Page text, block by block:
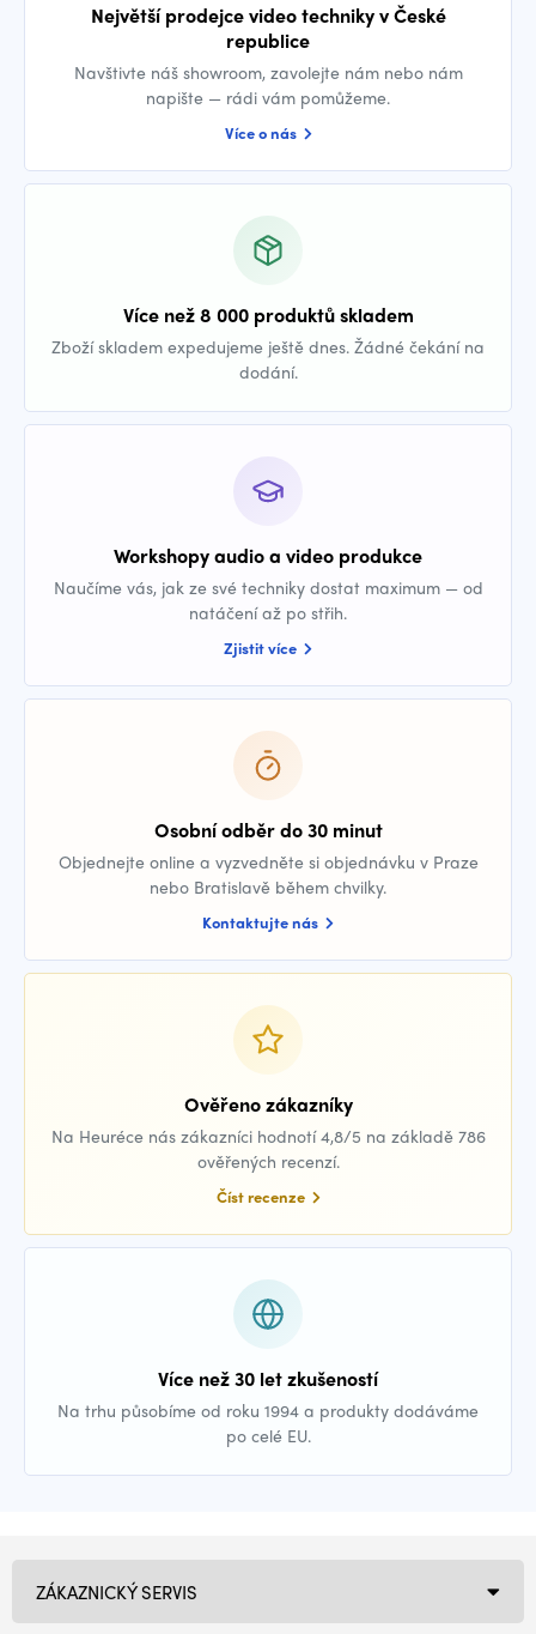
Největší prodejce video techniky v České
republice
Navštivte náš showroom, zavolejte nám nebo nám
napište — rádi vám pomůžeme.
Více o nás
Více než 8 000 produktů skladem
Zboží skladem expedujeme ještě dnes. Žádné čekání na
dodání.
Workshopy audio a video produkce
Naučíme vás, jak ze své techniky dostat maximum — od
natáčení až po střih.
Zjistit více
Osobní odběr do 30 minut
Objednejte online a vyzvedněte si objednávku v Praze
nebo Bratislavě během chvilky.
Kontaktujte nás
Ověřeno zákazníky
Na Heuréce nás zákazníci hodnotí 4,8/5 na základě 786
ověřených recenzí.
Číst recenze
Více než 30 let zkušeností
Na trhu působíme od roku 1994 a produkty dodáváme
po celé EU.
ZÁKAZNICKÝ SERVIS